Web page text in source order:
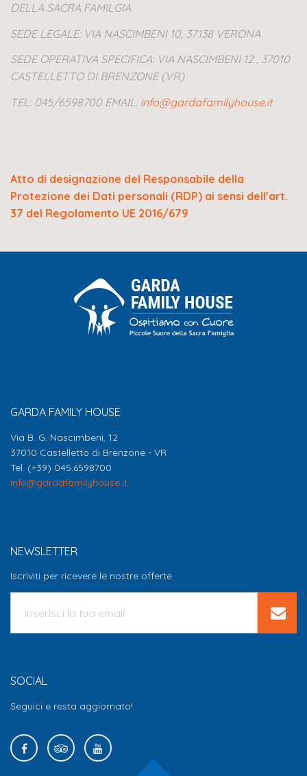
DELLA SACRA FAMILGIA
SEDE LEGALE: VIA NASCIMBENI 10, 37138 VERONA
SEDE OPERATIVA SPECIFICA: VIA NASCIMBENI 12 , 37010
CASTELLETTO DI BRENZONE (VR)
TEL: 045/6598700 EMAIL: info@gardafamilyhouse.it
Atto di designazione del Responsabile della
Protezione dei Dati personali (RDP) ai sensi dell’art.
37 del Regolamento UE 2016/679
GARDA FAMILY HOUSE
Via B. G. Nascimbeni, 12
37010 Castelletto di Brenzone - VR
Tel. (+39) 045.6598700
info@gardafamilyhouse.it
NEWSLETTER
Iscriviti per ricevere le nostre offerte
SOCIAL
Seguici e resta aggiornato!